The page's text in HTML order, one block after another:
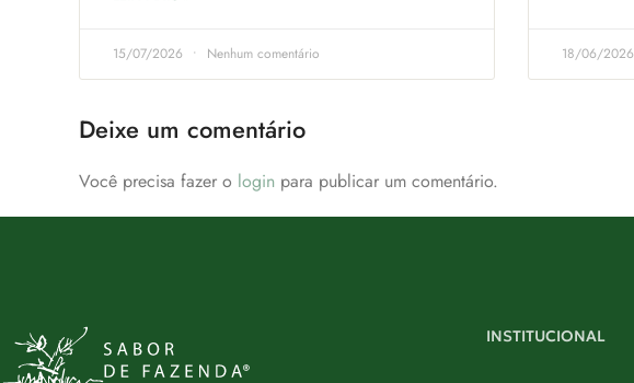
15/07/2026 Nenhum comentário 18/06/2026
Deixe um comentário
Você precisa fazer o login para publicar um comentário.
INSTITUCIONAL